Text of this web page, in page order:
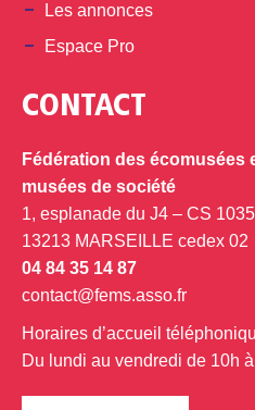
Les annonces
Espace Pro
CONTACT
Fédération des écomusées
musées de société
1, esplanade du J4 – CS
13213 MARSEILLE cedex 02
04 84 35 14 87
contact@fems.asso.fr
Horaires d’accueil
Du lundi au vendredi de 10h